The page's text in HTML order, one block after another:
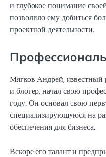
и глубокое понимание
позволило ему добиться
проектной деятельности.
Мягков Андрей, известный
и блогер, начал свою
году. Он основал свою
специализирующуюся на
обеспечения для бизнеса.
Вскоре его талант и